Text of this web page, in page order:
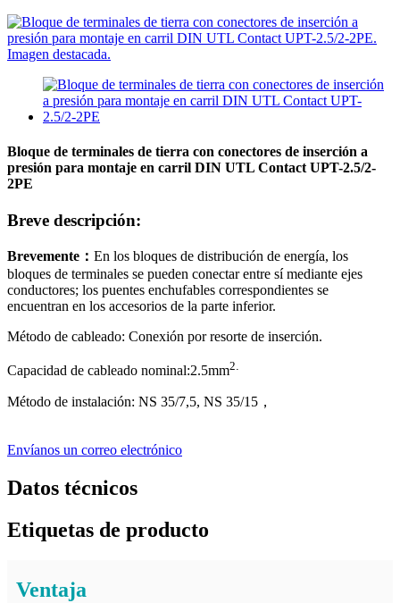
Bloque de terminales de tierra con conectores de inserción a
presión para montaje en carril DIN UTL Contact UPT-2.5/2-
2PE
Breve descripción:
Brevemente ： En los bloques de distribución de energía, los
bloques de terminales se pueden conectar entre sí mediante ejes
conductores; los puentes enchufables correspondientes se
encuentran en los accesorios de la parte inferior.
Método de cableado: Conexión por resorte de inserción.
Capacidad de cableado nominal:2.5mm2.
Método de instalación: NS 35/7,5, NS 35/15 ，
Envíanos un correo electrónico
Datos técnicos
Etiquetas de producto
Ventaja